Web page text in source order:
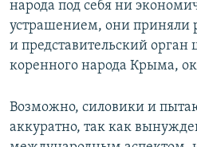
народа под себя ни
устрашением, они приняли
и представительский орган
коренного народа Крыма,
Возможно, силовики и
аккуратно, так как